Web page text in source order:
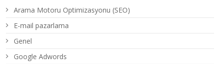
Arama Motoru Optimizasyonu (SEO)
E-mail pazarlama
Genel
Google Adwords